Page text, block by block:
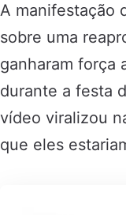
A manifestação
sobre uma
ganharam força
durante a festa
vídeo viralizou
que eles